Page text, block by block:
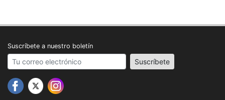
Suscríbete a nuestro boletín
Your email address Suscríbete